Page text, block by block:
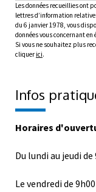
Les données recueillies ont
lettres d’information
du 6 janvier 1978, vous
données vous concernant en
Si vous ne souhaitez plus
cliquer ici.
Infos
Horaires
Du lundi au jeudi
Le vendredi de